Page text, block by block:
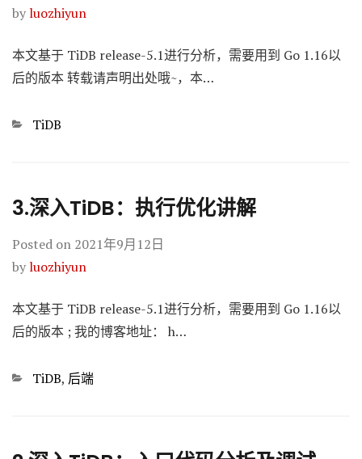
byluozhiyun
本文基于 TiDB release-5.1进行分析，需要用到 Go 1.16以
后的版本 转载请声明出处哦~，本…
Categories
TiDB
3.深入TiDB：执行优化讲解
Posted on 2021年9月12日
byluozhiyun
本文基于 TiDB release-5.1进行分析，需要用到 Go 1.16以
后的版本 ; 我的博客地址： h…
Categories
TiDB, 后端